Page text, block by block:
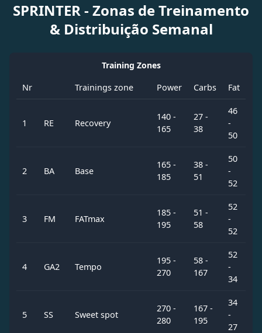
SPRINTER - Zonas de Treinamento
& Distribuição Semanal
Training Zones
Nr
Trainings zone Power Carbs Fat
1 RE Recovery
140 -
165
27 -
38
46
-
50
2 BA Base
165 -
185
38 -
51
50
-
52
3 FM FATmax
185 -
195
51 -
58
52
-
52
4 GA2 Tempo
195 -
270
58 -
167
52
-
34
5 SS Sweet spot
270 -
280
167 -
195
34
-
27